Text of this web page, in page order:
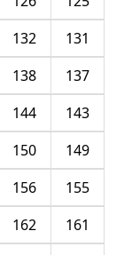
131
132
137
138
143
144
149
150
155
156
161
162